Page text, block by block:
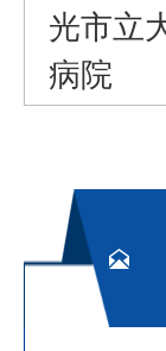
光市立
病院